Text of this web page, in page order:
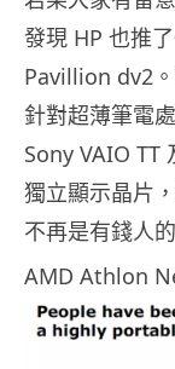
發現 HP 也推
Pavillion dv2
針對超薄筆電
Sony VAIO TT
獨立顯示晶片
不再是有錢人
AMD Athlon